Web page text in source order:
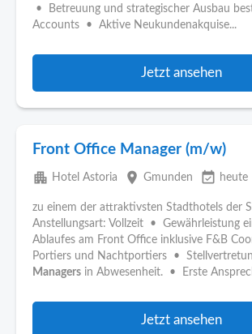
• Betreuung und strategischer Ausbau
Accounts • Aktive Neukundenakquise...
Jetzt ansehen
Front Office Manager (m/w)
apartment Hotel Astoria place Gmunden event_available heute
zu einem der attraktivsten Stadthotels der
Anstellungsart: Vollzeit • Gewährleistung
Ablaufes am Front Office inklusive F&B
Portiers und Nachtportiers •
Managers in Abwesenheit. • Erste
Jetzt ansehen